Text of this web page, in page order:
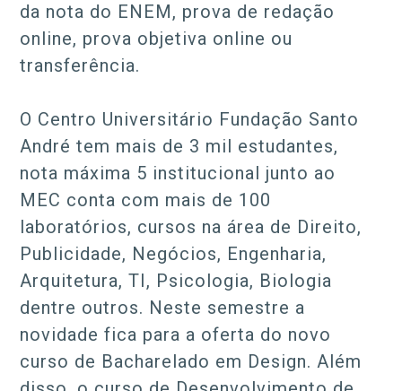
da nota do ENEM, prova de redação
online, prova objetiva online ou
transferência.
O Centro Universitário Fundação Santo
André tem mais de 3 mil estudantes,
nota máxima 5 institucional junto ao
MEC conta com mais de 100
laboratórios, cursos na área de Direito,
Publicidade, Negócios, Engenharia,
Arquitetura, TI, Psicologia, Biologia
dentre outros. Neste semestre a
novidade fica para a oferta do novo
curso de Bacharelado em Design. Além